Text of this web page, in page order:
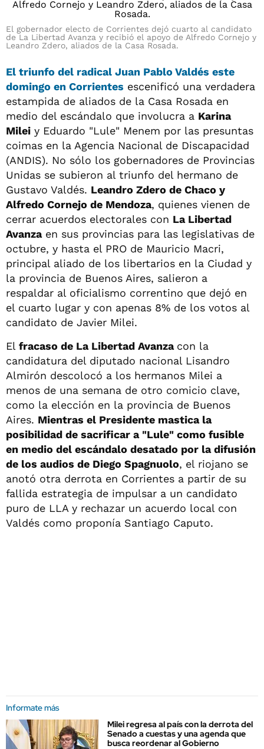
El gobernador electo de Corrientes dejó cuarto al candidato
de La Libertad Avanza y recibió el apoyo de Alfredo Cornejo y
Leandro Zdero, aliados de la Casa Rosada.
El triunfo del radical Juan Pablo Valdés este
domingo en Corrientes escenificó una verdadera
estampida de aliados de la Casa Rosada en
medio del escándalo que involucra a Karina
Milei y Eduardo "Lule" Menem por las presuntas
coimas en la Agencia Nacional de Discapacidad
(ANDIS). No sólo los gobernadores de Provincias
Unidas se subieron al triunfo del hermano de
Gustavo Valdés. Leandro Zdero de Chaco y
Alfredo Cornejo de Mendoza, quienes vienen de
cerrar acuerdos electorales con La Libertad
Avanzaen sus provincias para las legislativas de
octubre, y hasta el PRO de Mauricio Macri,
principal aliado de los libertarios en la Ciudad y
la provincia de Buenos Aires, salieron a
respaldar al oficialismo correntino que dejó en
el cuarto lugar y con apenas 8% de los votos al
candidato de Javier Milei.
El fracaso de La Libertad Avanza con la
candidatura del diputado nacional Lisandro
Almirón descolocó a los hermanos Milei a
menos de una semana de otro comicio clave,
como la elección en la provincia de Buenos
Aires. Mientras el Presidente mastica la
posibilidad de sacrificar a "Lule" como fusible
en medio del escándalo desatado por la difusión
de los audios de Diego Spagnuolo, el riojano se
anotó otra derrota en Corrientes a partir de su
fallida estrategia de impulsar a un candidato
puro de LLA y rechazar un acuerdo local con
Valdés como proponía Santiago Caputo.
Informate más
Milei regresa al país con la derrota del
Senado a cuestas y una agenda que
busca reordenar al Gobierno